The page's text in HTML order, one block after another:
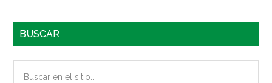
BUSCAR